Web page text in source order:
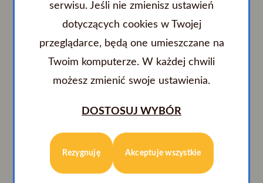
Doświadczenie – min. 1 rok
Samodzielność, zaangażowanie
Dobra organizacja czasu pracy, punktualność oraz
dyspozycyjność
Umiejętność pracy w zespole
Gotowość do podjęcia pracy zmianowej,
Stabilne zatrudnienie
Możliwość rozwoju i nabycie doświadczenia
Atrakcyjne warunki finansowe plus premie powiązane z
serwisu. Jeśli nie zmienisz ustawień
dotyczących cookies w Twojej
przeglądarce, będą one umieszczane na
Twoim komputerze. W każdej chwili
możesz zmienić swoje ustawienia.
DOSTOSUJ WYBÓR
Rezygnuję Akceptuje wszystkie